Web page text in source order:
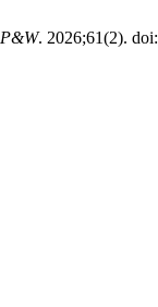
P&W. 2026;61(2). doi: